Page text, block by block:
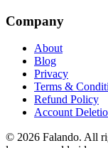
Company
About
Blog
Privacy
Terms &
Refund Policy
Account
© 2026 Falando. All